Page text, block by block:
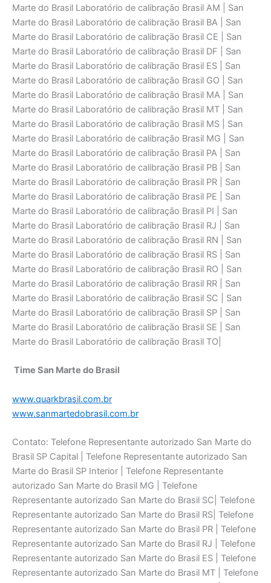
Marte do Brasil Laboratório de calibraçāo Brasil AM | San
Marte do Brasil Laboratório de calibraçāo Brasil BA | San
Marte do Brasil Laboratório de calibraçāo Brasil CE | San
Marte do Brasil Laboratório de calibraçāo Brasil DF | San
Marte do Brasil Laboratório de calibraçāo Brasil ES | San
Marte do Brasil Laboratório de calibraçāo Brasil GO | San
Marte do Brasil Laboratório de calibraçāo Brasil MA | San
Marte do Brasil Laboratório de calibraçāo Brasil MT | San
Marte do Brasil Laboratório de calibraçāo Brasil MS | San
Marte do Brasil Laboratório de calibraçāo Brasil MG | San
Marte do Brasil Laboratório de calibraçāo Brasil PA | San
Marte do Brasil Laboratório de calibraçāo Brasil PB | San
Marte do Brasil Laboratório de calibraçāo Brasil PR | San
Marte do Brasil Laboratório de calibraçāo Brasil PE | San
Marte do Brasil Laboratório de calibraçāo Brasil PI | San
Marte do Brasil Laboratório de calibraçāo Brasil RJ | San
Marte do Brasil Laboratório de calibraçāo Brasil RN | San
Marte do Brasil Laboratório de calibraçāo Brasil RS | San
Marte do Brasil Laboratório de calibraçāo Brasil RO | San
Marte do Brasil Laboratório de calibraçāo Brasil RR | San
Marte do Brasil Laboratório de calibraçāo Brasil SC | San
Marte do Brasil Laboratório de calibraçāo Brasil SP | San
Marte do Brasil Laboratório de calibraçāo Brasil SE | San
Marte do Brasil Laboratório de calibraçāo Brasil TO|
Time San Marte do Brasil
www.quarkbrasil.com.br
www.sanmartedobrasil.com.br
Contato: Telefone Representante autorizado San Marte do
Brasil SP Capital | Telefone Representante autorizado San
Marte do Brasil SP Interior | Telefone Representante
autorizado San Marte do Brasil MG | Telefone
Representante autorizado San Marte do Brasil SC| Telefone
Representante autorizado San Marte do Brasil RS| Telefone
Representante autorizado San Marte do Brasil PR | Telefone
Representante autorizado San Marte do Brasil RJ | Telefone
Representante autorizado San Marte do Brasil ES | Telefone
Representante autorizado San Marte do Brasil MT | Telefone